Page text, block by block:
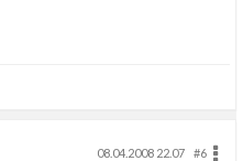
08.04.2008 22.07
#6